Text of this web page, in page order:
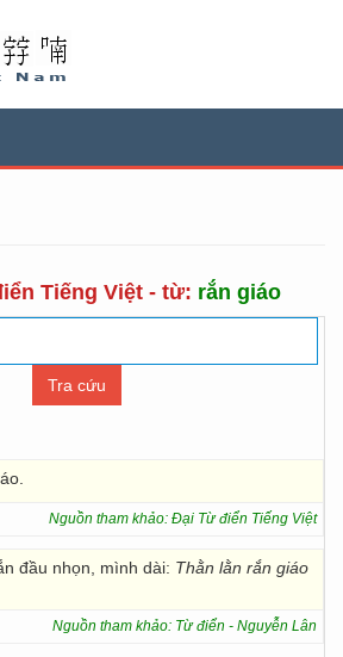
Tiếng Việt - từ: rắn giáo
Nguồn tham khảo: Đại Từ điển Tiếng Việt
đầu nhọn, mình dài: Thằn lằn rắn giáo
Nguồn tham khảo: Từ điển - Nguyễn Lân